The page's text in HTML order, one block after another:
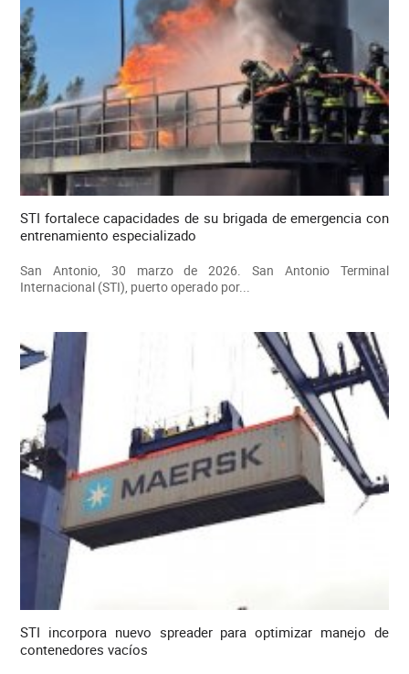
STI fortalece capacidades de su brigada de emergencia con
entrenamiento especializado
San Antonio, 30 marzo de 2026. San Antonio Terminal
Internacional (STI), puerto operado por...
STI incorpora nuevo spreader para optimizar manejo de
contenedores vacíos